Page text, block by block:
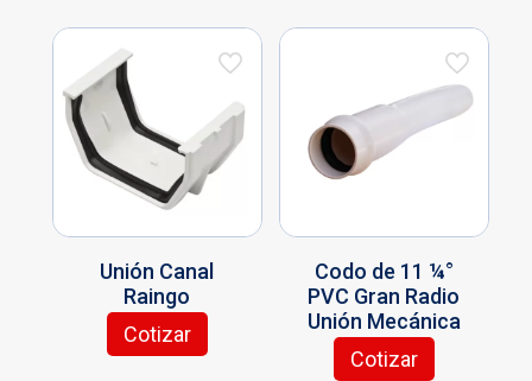
Unión Canal
Raingo
Cotizar
Codo de 11 ¼°
PVC Gran Radio
Unión Mecánica
Cotizar
Este